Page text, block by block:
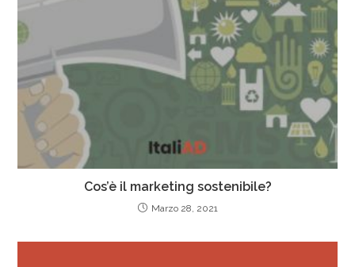
Cos’è il marketing sostenibile?
Marzo 28, 2021